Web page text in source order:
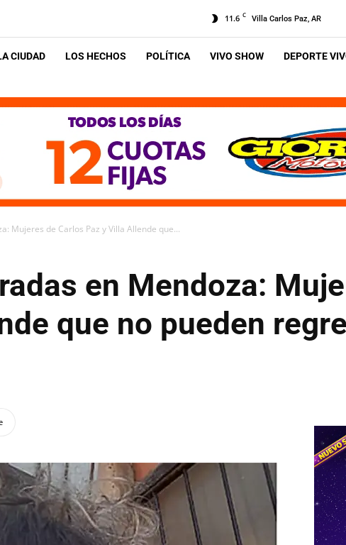
11.6 C Villa Carlos Paz, AR
CIUDAD LOS HECHOS POLÍTICA VIVO SHOW DEPORTE
Mujeres de Carlos Paz y Villa Allende que...
en Mendoza:
que no pueden